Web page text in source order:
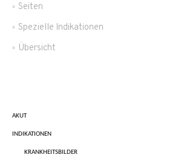
Seiten
Spezielle Indikationen
Übersicht
AKUT
INDIKATIONEN
KRANKHEITSBILDER